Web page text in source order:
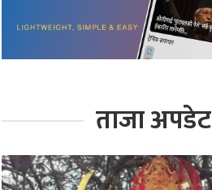
ताजा अपडेट